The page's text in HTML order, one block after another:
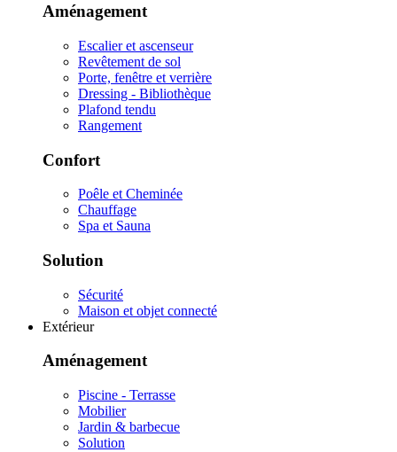
Aménagement
Escalier et ascenseur
Revêtement de sol
Porte, fenêtre et verrière
Dressing - Bibliothèque
Plafond tendu
Rangement
Confort
Poêle et Cheminée
Chauffage
Spa et Sauna
Solution
Sécurité
Maison et objet connecté
Extérieur
Aménagement
Piscine - Terrasse
Mobilier
Jardin & barbecue
Solution